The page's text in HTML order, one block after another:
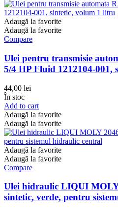
Adaugă la favorite
Adaugă la favorite
Compare
Ulei pentru transmisie
5/4 HP Fluid 1212104-001,
44,00 lei
În stoc
Add to cart
Adaugă la favorite
Adaugă la favorite
Adaugă la favorite
Adaugă la favorite
Compare
Ulei hidraulic LIQUI
sintetic, verde, pentru